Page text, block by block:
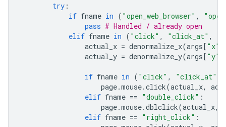
try :
if fname in ( "open_web_browser" ,
pass # Handled / already open
elif fname in ( "click" , "click_at" ,
actual_x = denormalize_x(args[ "x"
actual_y = denormalize_y(args[ "y"
if fname in ( "click" , "click_at"
page.mouse.click(actual_x,
elif fname == "double_click" :
page.mouse.dblclick(actual_x,
elif fname == "right_click" :